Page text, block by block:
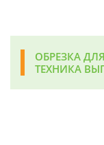
ОБРЕЗКА
ТЕХНИКА